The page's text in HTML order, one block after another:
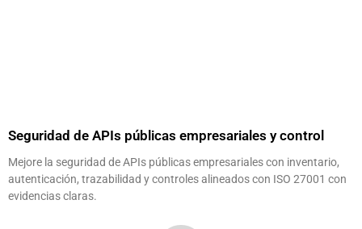
Seguridad de APIs públicas empresariales y control
Mejore la seguridad de APIs públicas empresariales con inventario,
autenticación, trazabilidad y controles alineados con ISO 27001 con
evidencias claras.